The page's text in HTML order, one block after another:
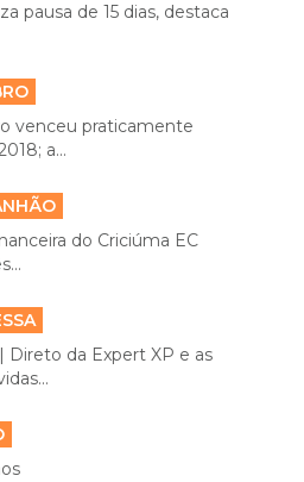
pausa de 15 dias, destaca
venceu praticamente
a...
do Criciúma EC
| Direto da Expert XP e as